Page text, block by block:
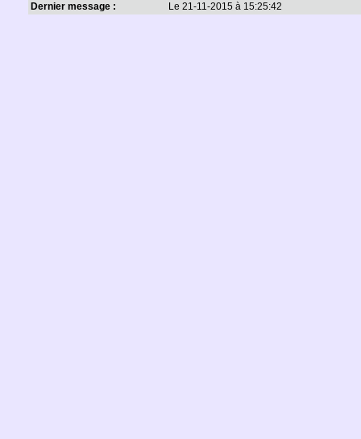
Dernier message :
Le 21-11-2015 à 15:25:42